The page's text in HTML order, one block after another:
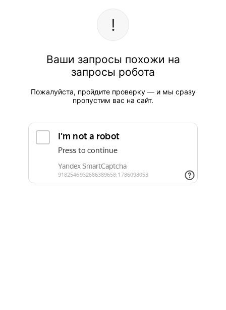
Ваши запросы похожи на
запросы робота
Пожалуйста, пройдите проверку — и мы сразу
пропустим вас на сайт.